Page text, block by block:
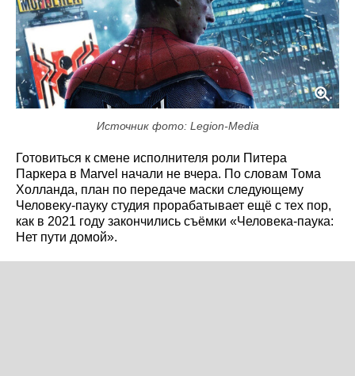
Источник фото: Legion-Media
Готовиться к смене исполнителя роли Питера
Паркера в Marvel начали не вчера. По словам Тома
Холланда, план по передаче маски следующему
Человеку-пауку студия прорабатывает ещё с тех пор,
как в 2021 году закончились съёмки «Человека-паука:
Нет пути домой».